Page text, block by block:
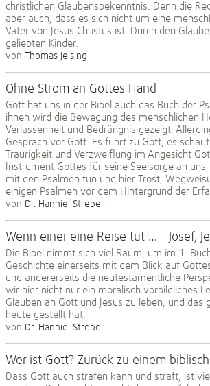
christlichen Glaubensbekenntnis. Denn die
aber auch, dass es sich nicht um eine
Vater von Jesus Christus ist. Durch den
geliebten Kinder.
von Thomas Jeising
Ohne Strom an Gottes Hand
Gott hat uns in der Bibel auch das Buch der
ihnen wird die Bewegung des menschlichen
Verlassenheit und Bedrängnis gezeigt.
Gespräch vor Gott. Es führt zu Gott, es
Traurigkeit und Verzweiflung im Angesicht
Instrument Gottes für seine Seelsorge an
mit den Psalmen tun und hier Trost,
einigen Psalmen vor dem Hintergrund der
von Dr. Hanniel Strebel
Wenn einer eine Reise tut … – Josef,
Die Bibel nimmt sich viel Raum, um im 1.
Geschichte einerseits mit dem Blick auf
und andererseits die neutestamentliche
wir hier nicht nur ein moralisch vorbildliches
Glauben an Gott und Jesus zu leben, und
heute gestellt hat.
von Dr. Hanniel Strebel
Wer ist Gott? Zurück zu einem
Dass Gott auch strafen kann und straft, ist